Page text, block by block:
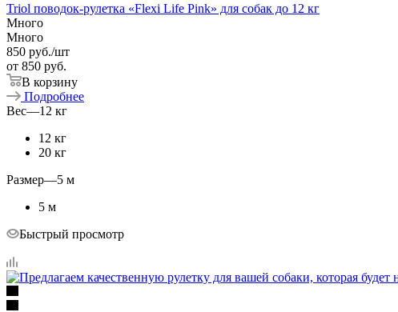
Triol поводок-рулетка «Flexi Life Pink» для собак до 12 кг
Много
Много
850 руб./шт
от 850 руб.
В корзину
Подробнее
Вес—12 кг
12 кг
20 кг
Размер—5 м
5 м
Быстрый просмотр